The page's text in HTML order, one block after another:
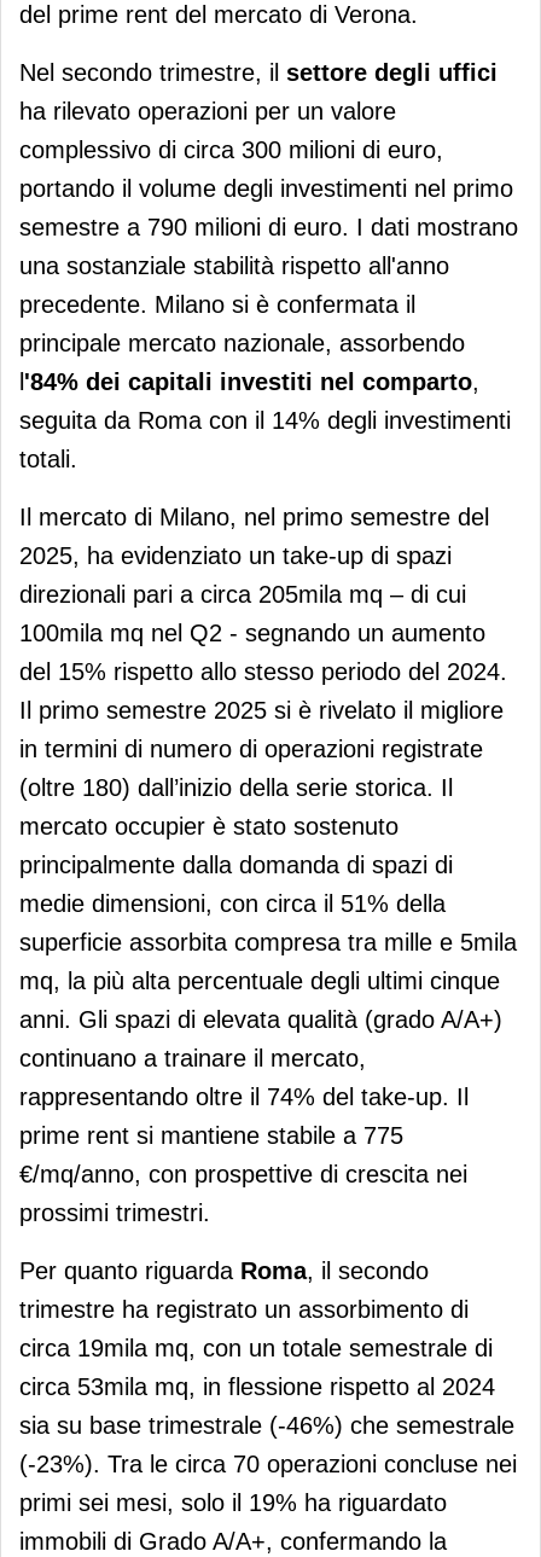
del prime rent del mercato di Verona.
Nel secondo trimestre, il settore degli uffici
ha rilevato operazioni per un valore
complessivo di circa 300 milioni di euro,
portando il volume degli investimenti nel primo
semestre a 790 milioni di euro. I dati mostrano
una sostanziale stabilità rispetto all'anno
precedente. Milano si è confermata il
principale mercato nazionale, assorbendo
'84% dei capitali investiti nel comparto,
seguita da Roma con il 14% degli investimenti
totali.
Il mercato di Milano, nel primo semestre del
2025, ha evidenziato un take-up di spazi
direzionali pari a circa 205mila mq – di cui
100mila mq nel Q2 - segnando un aumento
del 15% rispetto allo stesso periodo del 2024.
Il primo semestre 2025 si è rivelato il migliore
in termini di numero di operazioni registrate
(oltre 180) dall’inizio della serie storica. Il
mercato occupier è stato sostenuto
principalmente dalla domanda di spazi di
medie dimensioni, con circa il 51% della
superficie assorbita compresa tra mille e 5mila
mq, la più alta percentuale degli ultimi cinque
anni. Gli spazi di elevata qualità (grado A/A+)
continuano a trainare il mercato,
rappresentando oltre il 74% del take-up. Il
prime rent si mantiene stabile a 775
€/mq/anno, con prospettive di crescita nei
prossimi trimestri.
Per quanto riguarda Roma, il secondo
trimestre ha registrato un assorbimento di
circa 19mila mq, con un totale semestrale di
circa 53mila mq, in flessione rispetto al 2024
sia su base trimestrale (-46%) che semestrale
(-23%). Tra le circa 70 operazioni concluse nei
primi sei mesi, solo il 19% ha riguardato
immobili di Grado A/A+, confermando la